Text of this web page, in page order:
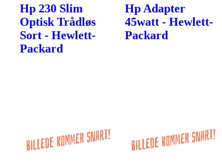
Hp 230 Slim
Optisk Trådløs
Sort - Hewlett-
Packard
Hp Adapter
45watt - Hewlett-
Packard